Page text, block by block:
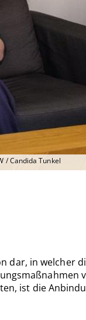
/ Candida Tunkel
in welcher
ist die